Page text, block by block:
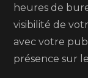
heures de
visibilité de
avec votre
présence sur